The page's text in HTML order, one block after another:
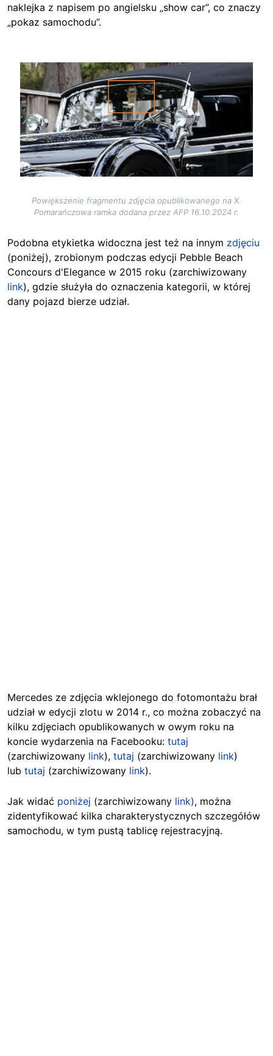
naklejka z napisem po angielsku „show car”, co znaczy
„pokaz samochodu”.
Image
Powiększenie fragmentu zdjęcia opublikowanego na X.
Pomarańczowa ramka dodana przez AFP 16.10.2024 r.
Podobna etykietka widoczna jest też na innym zdjęciu
(poniżej), zrobionym podczas edycji Pebble Beach
Concours d'Elegance w 2015 roku (zarchiwizowany
link), gdzie służyła do oznaczenia kategorii, w której
dany pojazd bierze udział.
Mercedes ze zdjęcia wklejonego do fotomontażu brał
udział w edycji zlotu w 2014 r., co można zobaczyć na
kilku zdjęciach opublikowanych w owym roku na
koncie wydarzenia na Facebooku: tutaj
(zarchiwizowany link), tutaj (zarchiwizowany link)
lub tutaj (zarchiwizowany link).
Jak widać poniżej (zarchiwizowany link), można
zidentyfikować kilka charakterystycznych szczegółów
samochodu, w tym pustą tablicę rejestracyjną.